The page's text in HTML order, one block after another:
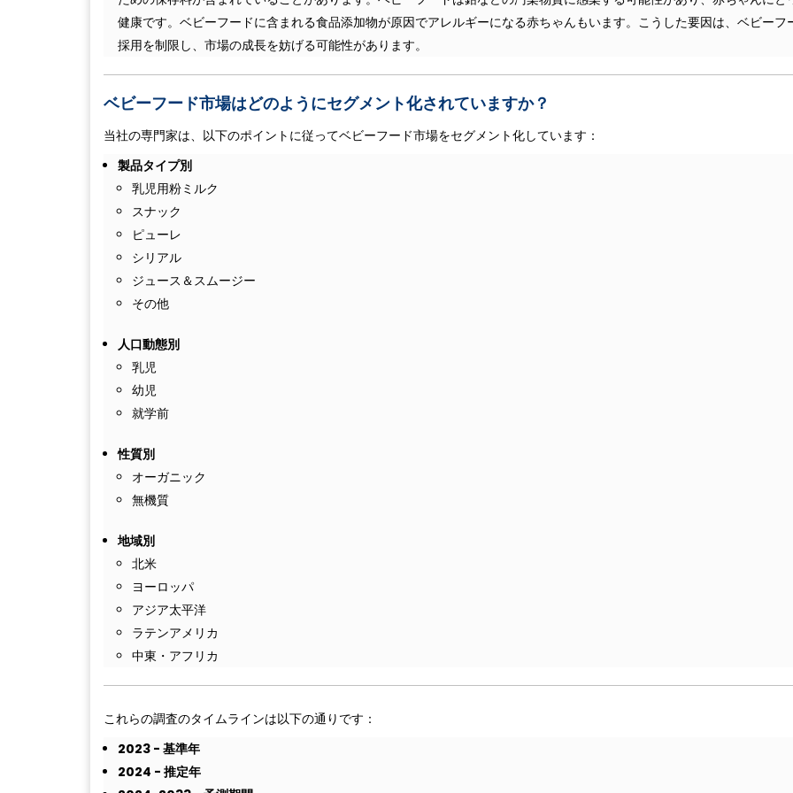
健康です。ベビーフードに含まれる食品添加物が原因でアレルギーになる赤ちゃんもいます。こうした要因は、ベビーフ
採用を制限し、市場の成長を妨げる可能性があります。
ベビーフード市場はどのようにセグメント化されていますか？
当社の専門家は、以下のポイントに従ってベビーフード市場をセグメント化しています：
製品タイプ別
乳児用粉ミルク
スナック
ピューレ
シリアル
ジュース＆スムージー
その他
人口動態別
乳児
幼児
就学前
性質別
オーガニック
無機質
地域別
北米
ヨーロッパ
アジア太平洋
ラテンアメリカ
中東・アフリカ
これらの調査のタイムラインは以下の通りです：
2023 - 基準年
2024 - 推定年